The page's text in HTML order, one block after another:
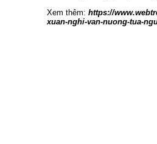
Xem thêm: https://
xuan-nghi-van-nuong-tua-